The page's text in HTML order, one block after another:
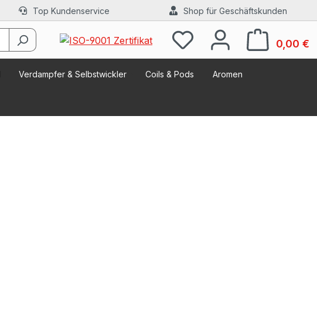
Top Kundenservice Shop für Geschäftskunden
0,00 €
Verdampfer & Selbstwickler Coils & Pods Aromen